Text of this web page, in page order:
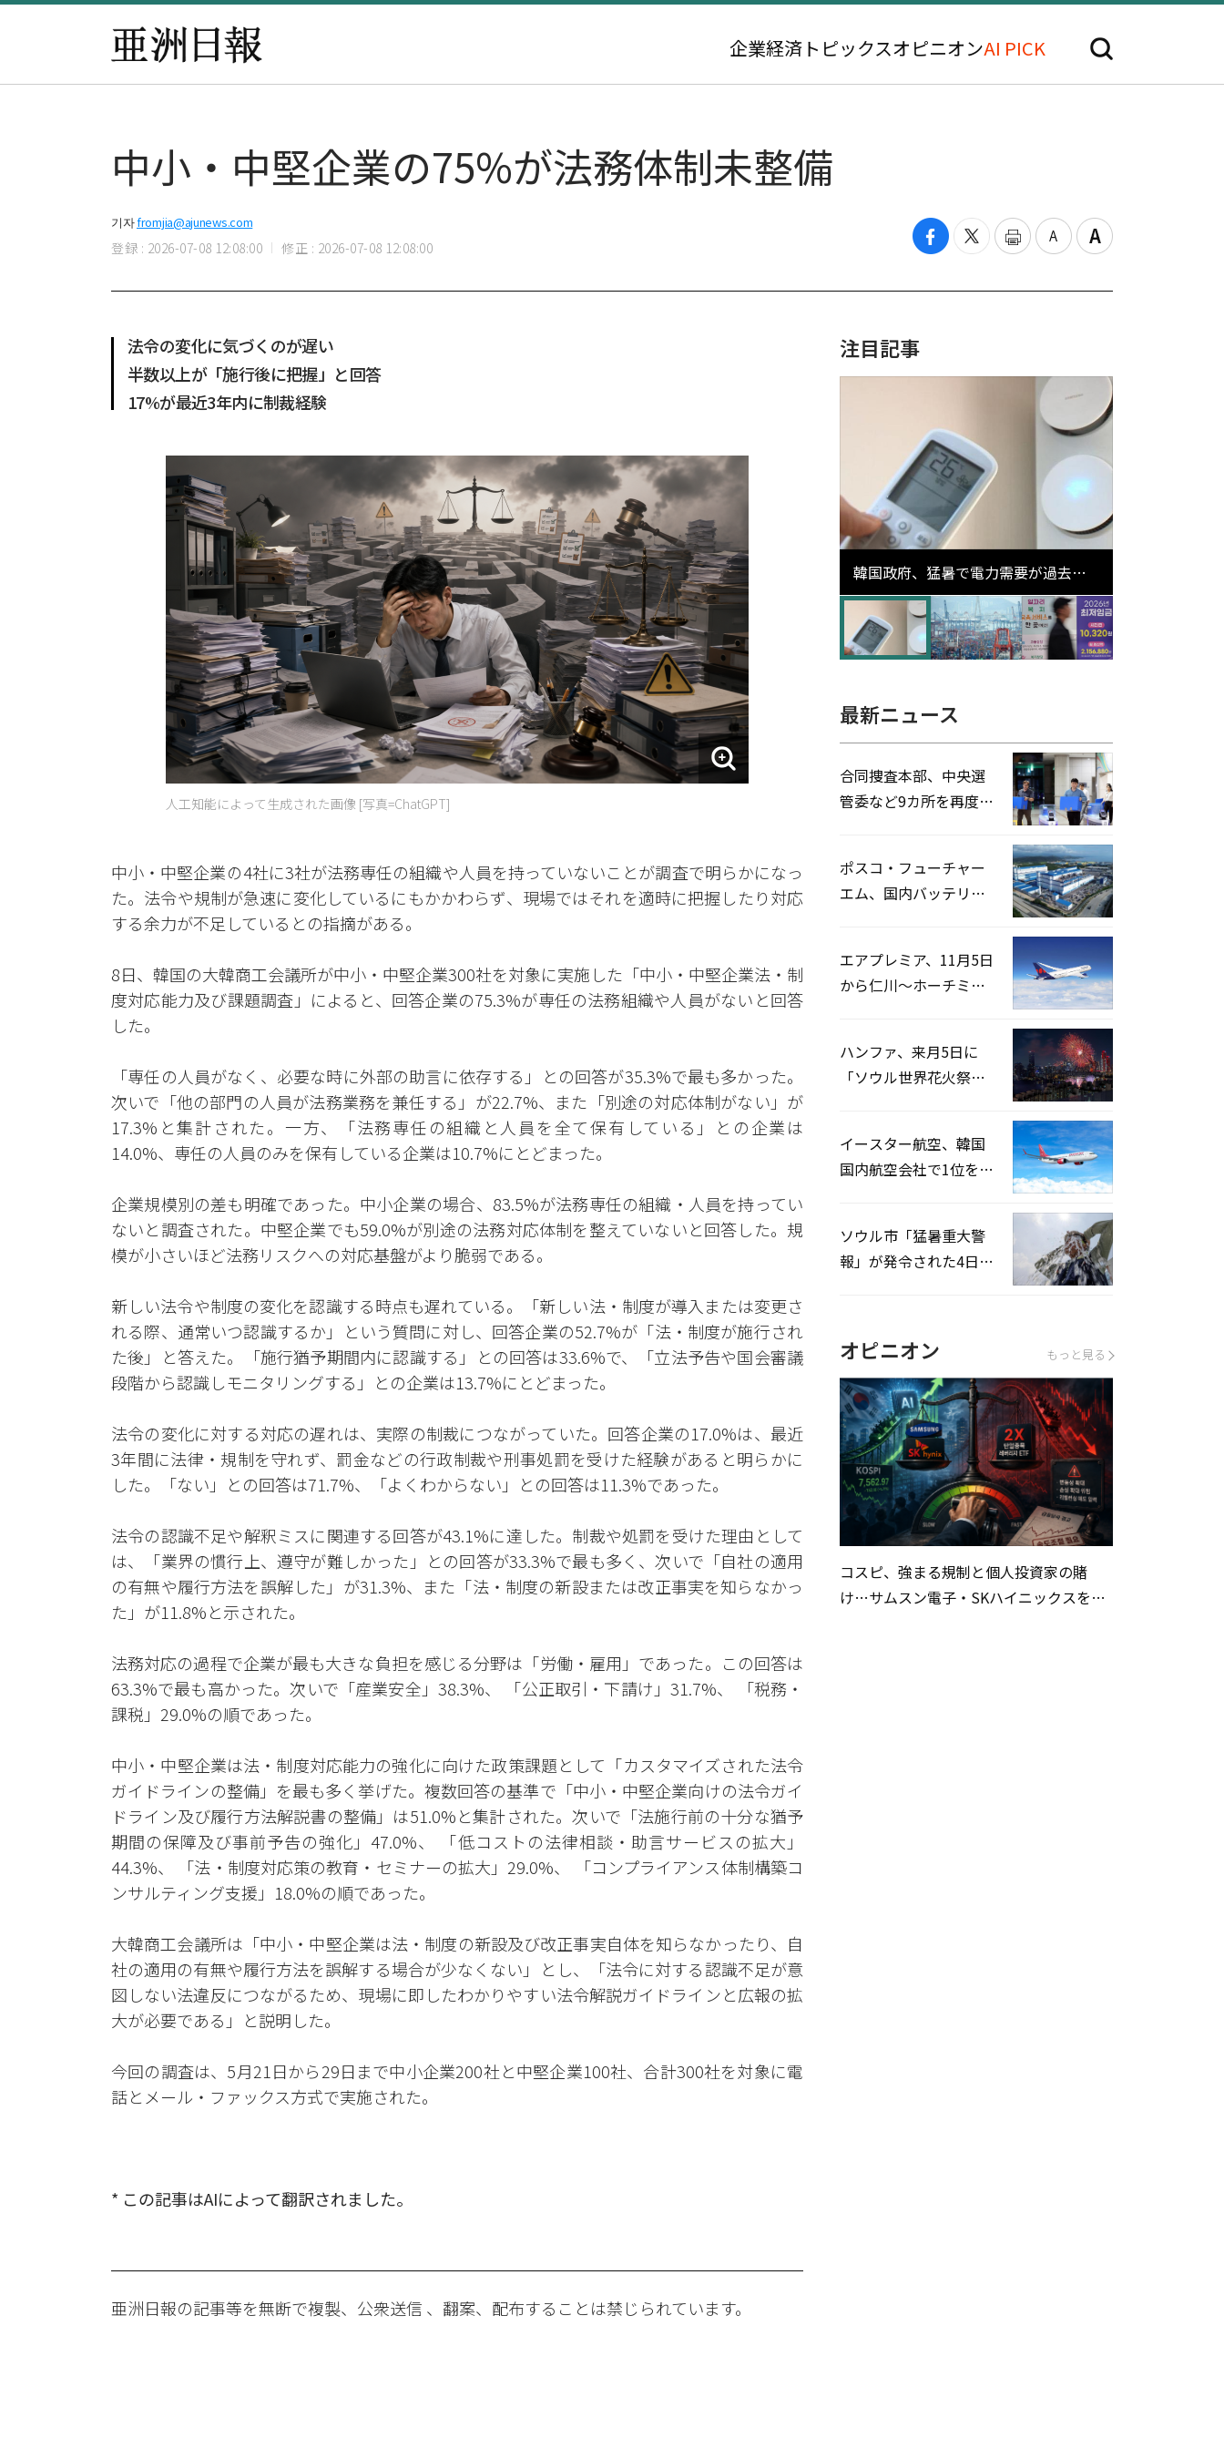
企業経済 トピックスオピニオンAI PICK
中小・中堅企業の75%が法務体制未整備
기자fromjia@ajunews.com
登録 : 2026-07-08 12:08:00 修正 : 2026-07-08 12:08:00
法令の変化に気づくのが遅い
半数以上が「施行後に把握」と回答
17%が最近3年内に制裁経験
人工知能によって生成された画像 [写真=ChatGPT]
中小・中堅企業の4社に3社が法務専任の組織や人員を持っていないことが調査で明らかになっ
た。法令や規制が急速に変化しているにもかかわらず、現場ではそれを適時に把握したり対応
する余力が不足しているとの指摘がある。
8日、韓国の大韓商工会議所が中小・中堅企業300社を対象に実施した「中小・中堅企業法・制
度対応能力及び課題調査」によると、回答企業の75.3%が専任の法務組織や人員がないと回答
した。
「専任の人員がなく、必要な時に外部の助言に依存する」との回答が35.3%で最も多かった。
次いで「他の部門の人員が法務業務を兼任する」が22.7%、また「別途の対応体制がない」が
17.3%と集計された。一方、「法務専任の組織と人員を全て保有している」との企業は
14.0%、専任の人員のみを保有している企業は10.7%にとどまった。
企業規模別の差も明確であった。中小企業の場合、83.5%が法務専任の組織・人員を持ってい
ないと調査された。中堅企業でも59.0%が別途の法務対応体制を整えていないと回答した。規
模が小さいほど法務リスクへの対応基盤がより脆弱である。
新しい法令や制度の変化を認識する時点も遅れている。「新しい法・制度が導入または変更さ
れる際、通常いつ認識するか」という質問に対し、回答企業の52.7%が「法・制度が施行され
た後」と答えた。「施行猶予期間内に認識する」との回答は33.6%で、「立法予告や国会審議
段階から認識しモニタリングする」との企業は13.7%にとどまった。
法令の変化に対する対応の遅れは、実際の制裁につながっていた。回答企業の17.0%は、最近
3年間に法律・規制を守れず、罰金などの行政制裁や刑事処罰を受けた経験があると明らかに
した。「ない」との回答は71.7%、「よくわからない」との回答は11.3%であった。
法令の認識不足や解釈ミスに関連する回答が43.1%に達した。制裁や処罰を受けた理由として
は、「業界の慣行上、遵守が難しかった」との回答が33.3%で最も多く、次いで「自社の適用
の有無や履行方法を誤解した」が31.3%、また「法・制度の新設または改正事実を知らなかっ
た」が11.8%と示された。
法務対応の過程で企業が最も大きな負担を感じる分野は「労働・雇用」であった。この回答は
63.3%で最も高かった。次いで「産業安全」38.3%、 「公正取引・下請け」31.7%、 「税務・
課税」29.0%の順であった。
中小・中堅企業は法・制度対応能力の強化に向けた政策課題として「カスタマイズされた法令
ガイドラインの整備」を最も多く挙げた。複数回答の基準で「中小・中堅企業向けの法令ガイ
ドライン及び履行方法解説書の整備」は51.0%と集計された。次いで「法施行前の十分な猶予
期間の保障及び事前予告の強化」47.0%、 「低コストの法律相談・助言サービスの拡大」
44.3%、 「法・制度対応策の教育・セミナーの拡大」29.0%、 「コンプライアンス体制構築コ
ンサルティング支援」18.0%の順であった。
大韓商工会議所は「中小・中堅企業は法・制度の新設及び改正事実自体を知らなかったり、自
社の適用の有無や履行方法を誤解する場合が少なくない」とし、「法令に対する認識不足が意
図しない法違反につながるため、現場に即したわかりやすい法令解説ガイドラインと広報の拡
大が必要である」と説明した。
今回の調査は、5月21日から29日まで中小企業200社と中堅企業100社、合計300社を対象に電
話とメール・ファックス方式で実施された。
* この記事はAIによって翻訳されました。
亜洲日報の記事等を無断で複製、公衆送信 、翻案、配布することは禁じられています。
注目記事
韓国政府、猛暑で電力需要が過去最
高更新の可能性に需給対応体制を点
検
最新ニュース
合同捜査本部、中央選
管委など9カ所を再度家
ポスコ・フューチャー
エム、国内バッテリー
エアプレミア、11月5日
から仁川〜ホーチミン
ハンファ、来月5日に
「ソウル世界花火祭り
イースター航空、韓国
国内航空会社で1位を記
ソウル市「猛暑重大警
報」が発令された4日、
オピニオン もっと見る
コスピ、強まる規制と個人投資家の賭
け…サムスン電子・SKハイニックスを巡